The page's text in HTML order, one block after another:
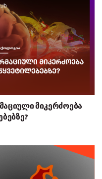
მიკერძოება